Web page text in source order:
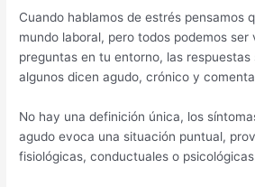
Cuando hablamos de estrés pensamos
mundo laboral, pero todos podemos
preguntas en tu entorno, las respuestas
algunos dicen agudo, crónico y
No hay una definición única, los
agudo evoca una situación puntual,
fisiológicas, conductuales o